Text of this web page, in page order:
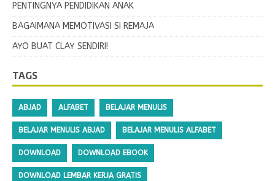
PENTINGNYA PENDIDIKAN ANAK
BAGAIMANA MEMOTIVASI SI REMAJA
AYO BUAT CLAY SENDIRI!
TAGS
ABJAD ALFABET BELAJAR MENULIS
BELAJAR MENULIS ABJAD BELAJAR MENULIS ALFABET
DOWNLOAD DOWNLOAD EBOOK
DOWNLOAD LEMBAR KERJA GRATIS